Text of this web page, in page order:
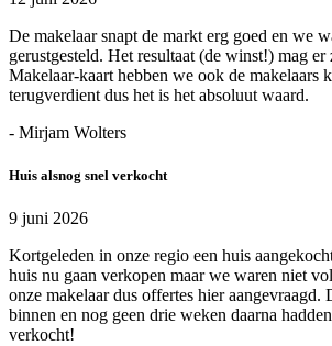
De makelaar snapt de markt erg goed en we
gerustgesteld. Het resultaat (de winst!) mag
Makelaar-kaart hebben we ook de makelaars
terugverdient dus het is het absoluut waard.
- Mirjam Wolters
Huis alsnog snel verkocht
9 juni 2026
Kortgeleden in onze regio een huis
huis nu gaan verkopen maar we waren niet
onze makelaar dus offertes hier aangevraagd.
binnen en nog geen drie weken daarna
verkocht!